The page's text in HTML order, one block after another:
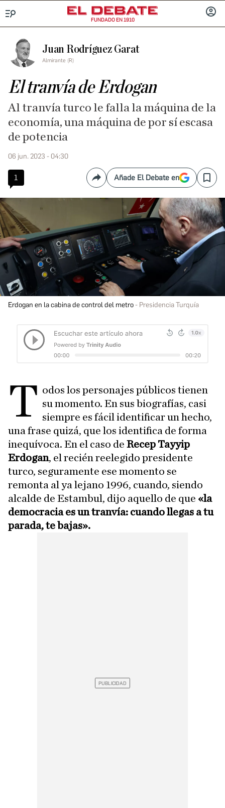
FUNDADO EN 1910
Juan Rodríguez Garat
Almirante (R)
El tranvía de Erdogan
Al tranvía turco le falla la máquina de la
economía, una máquina de por sí escasa
de potencia
06 jun. 2023 - 04:30
1 CompartirAñade El Debate en Save
Erdogan en la cabina de control del metro Presidencia Turquía
T odos los personajes públicos tienen
su momento. En sus biografías, casi
siempre es fácil identificar un hecho,
una frase quizá, que los identifica de forma
inequívoca. En el caso de Recep Tayyip
Erdogan, el recién reelegido presidente
turco, seguramente ese momento se
remonta al ya lejano 1996, cuando, siendo
alcalde de Estambul, dijo aquello de que «la
democracia es un tranvía: cuando llegas a tu
parada, te bajas».